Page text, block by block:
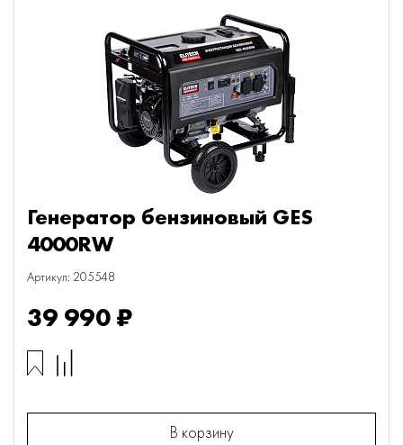
Генератор бензиновый GES
4000RW
Артикул: 205548
39 990 ₽
В корзину